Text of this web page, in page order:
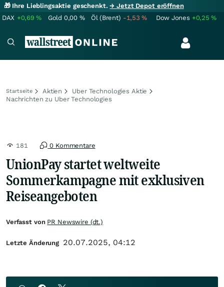
🎁 Ihre Lieblingsaktie geschenkt.→ Jetzt Depot eröffnen
DAX +0,69% Gold 0,00 % Öl (Brent) -1,53% Dow Jones +0,25%
Startseite Aktien
Uber Technologies Aktie
Nachrichten zu Uber Technologies
181 0 Kommentare
UnionPay startet weltweite
Sommerkampagne mit exklusiven
Reiseangeboten
Verfasst von PR Newswire (dt.)
Letzte Änderung 20.07.2025, 04:12